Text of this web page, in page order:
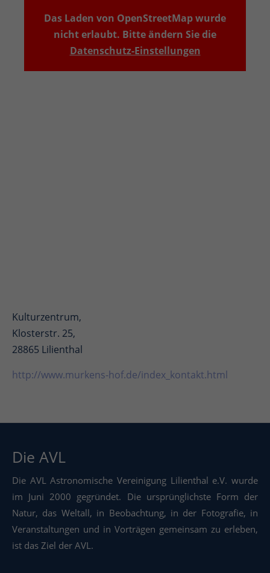
Das Laden von OpenStreetMap wurde
nicht erlaubt. Bitte ändern Sie die
Datenschutz-Einstellungen
Kulturzentrum,
Klosterstr. 25,
28865 Lilienthal
http://www.murkens-hof.de/index_kontakt.html
Die AVL
Die AVL Astronomische Vereinigung Lilienthal e.V. wurde
im Juni 2000 gegründet. Die ursprünglichste Form der
Natur, das Weltall, in Beobachtung, in der Fotografie, in
Veranstaltungen und in Vorträgen gemeinsam zu erleben,
ist das Ziel der AVL.